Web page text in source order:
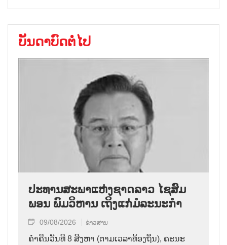
ບັນດາບົດຕໍ່ໄປ
ປະທານສະພາແຫ່ງຊາດລາວ ໄຊສົມ
ພອນ ພົມວິຫານ ເຖິງແກ່ມໍລະນະກຳ
09/08/2026 ຂ່າວສານ
ຄ່ຳຄືນວັນທີ 8 ສິງຫາ (ຕາມເວລາທ້ອງຖິ່ນ), ຄະນະ